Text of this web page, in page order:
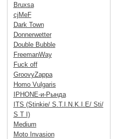
Bruxsa
cjMeF
Dark Town
Donnerwetter
Double Bubble
FreemanWay
Fuck off
GroovyZappa
Homo Vulgaris
IPHONE-и-Рында
ITS (Stinkie/ S.T.I.N.K.I.E/ Sti/
S T I)
Medium
Moto Invasion